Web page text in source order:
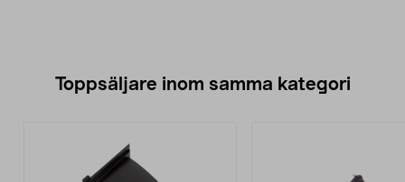
Toppsäljare inom samma kategori